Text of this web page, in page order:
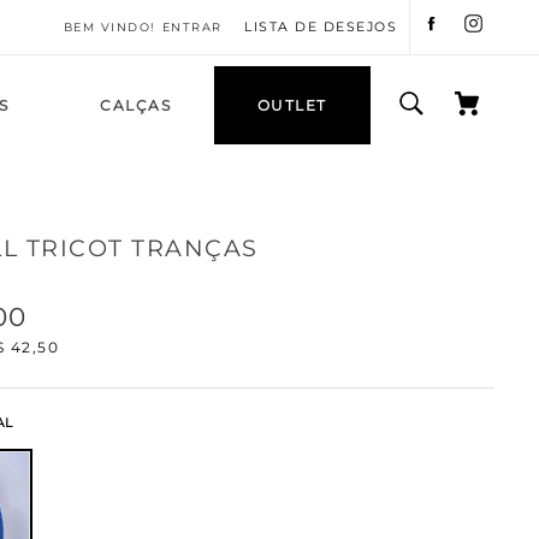
ENTRAR LISTA DE DESEJOS
CALÇAS OUTLET
TRICOT TRANÇAS
42,50